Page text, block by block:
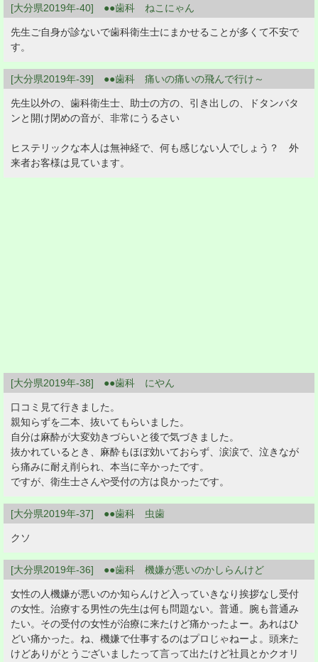
[大分県2019年-40] ●●歯科 ねこにゃん
先生ご自身が診ないで歯科衛生士にまかせることが多くて不安で
す。
[大分県2019年-39] ●●歯科 痛いの痛いの飛んで行け～
先生以外の、歯科衛生士、助士の方の、引き出しの、ドタンバタ
ンと開け閉めの音が、非常にうるさい
ヒステリックな本人は無神経で、何も感じない人でしょう？ 外
来者お客様は見ています。
[大分県2019年-38] ●●歯科 にやん
口コミ見て行きました。
親知らずを二本、抜いてもらいました。
自分は麻酔が大変効きづらいと後で気づきました。
抜かれているとき、麻酔もほぼ効いておらず、涙涙で、泣きなが
ら痛みに耐え削られ、本当に辛かったです。
ですが、衛生士さんや受付の方は良かったです。
[大分県2019年-37] ●●歯科 虫歯
クソ
[大分県2019年-36] ●●歯科 機嫌が悪いのかしらんけど
女性の人機嫌が悪いのか知らんけど入っていきなり挨拶なし受付
の女性。治療する男性の先生は何も問題ない。普通。腕も普通み
たい。その受付の女性が治療に来たけど痛かったよー。あれはひ
どい痛かった。ね、機嫌で仕事するのはプロじゃねーよ。頭来た
けどありがとうございましたって言って出たけど社員とかクオリ